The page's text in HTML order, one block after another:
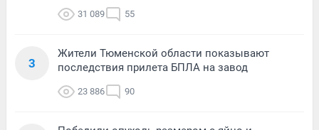
31 089 55
3
Жители Тюменской области показывают
последствия прилета БПЛА на завод
23 886 90